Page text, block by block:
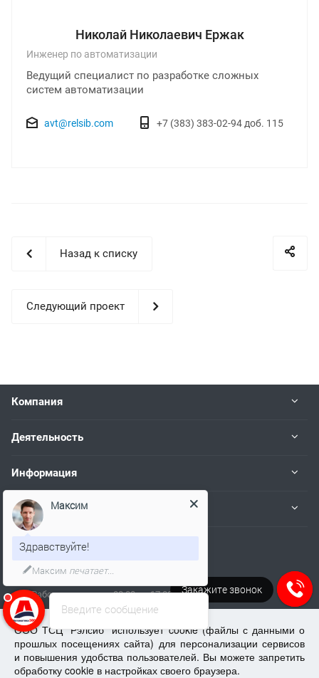
Николай Николаевич Ержак
Инженер по автоматизации
Ведущий специалист по разработке сложных
систем автоматизации
avt@relsib.com +7 (383) 383-02-94 доб. 115
Назад к списку
Следующий проект
Компания
Деятельность
Информация
Пользователям
Наши контакты
Работаем пн.-пт. с 08:00 до 17:00
tech@kip.su
Новосибирск, Немировича-Данченко, 128/1
ООО ТСЦ "Рэлсиб" использует cookie (файлы с данными о
прошлых посещениях сайта) для персонализации сервисов
и повышения удобства пользователей. Вы можете запретить
обработку cookie в настройках своего браузера.
Закажите звонок
Введите сообщение
Максим
Здравствуйте!
Максим печатает...